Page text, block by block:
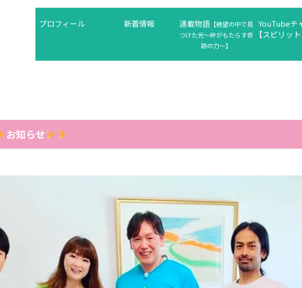
プロフィール 新着情報 連載物語 【絶望の中で見
つけた光〜絆がもたらす奇
跡の力〜】
YouTubeチ
【スピリッ
お知らせ